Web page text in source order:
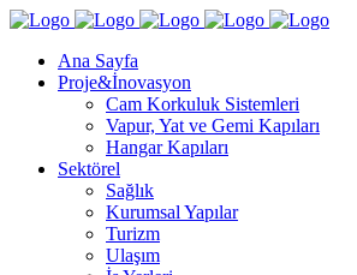
Ana Sayfa
Proje&İnovasyon
Cam Korkuluk Sistemleri
Vapur, Yat ve Gemi Kapıları
Hangar Kapıları
Sektörel
Sağlık
Kurumsal Yapılar
Turizm
Ulaşım